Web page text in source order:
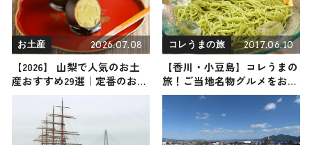
お土産 2026.07.08
【2026】 山梨で人気のお土
産おすすめ29選｜定番のお菓
子から山梨限定・女性向け・
ばらまき用まで幅広く紹介
コレうまの旅 2017.06.10
【香川・小豆島】コレうまの
旅！ご当地名物グルメをお届
け